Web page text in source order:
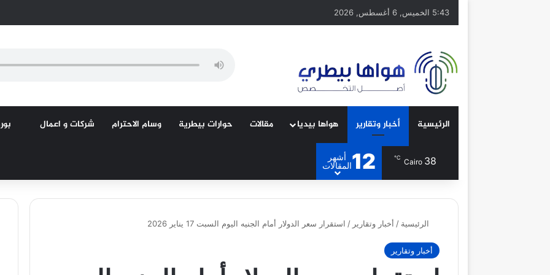
5:43 الخميس, 6 أغسطس, 2026
الرئيسية أخبار وتقارير هواها بيديا مقالات حوارات بيطرية وسام الاحترام شركات و اعمال
Cairo 38
℃
12
أشهر
المقالات
الرئيسية / أخبار وتقارير / استقرار سعر الدولار أمام الجنيه اليوم السبت 17 يناير 2026
أخبار وتقارير